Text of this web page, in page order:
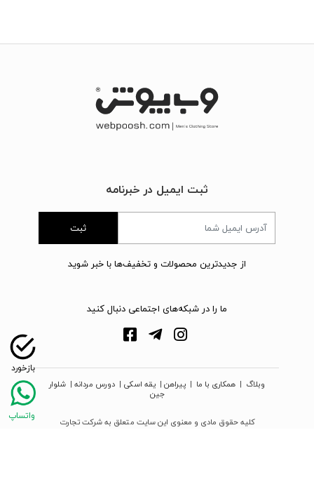
ثبت ایمیل در خبرنامه
ثبت
از جدیدترین محصولات و تخفیف‌ها با خبر شوید
ما را در شبکه‌های اجتماعی دنبال کنید
وبلاگ | همکاری با ما | پیراهن | یقه اسکی | دورس مردانه | شلوار
جین
کلیه حقوق مادی و معنوی این سایت متعلق به شرکت تجارت